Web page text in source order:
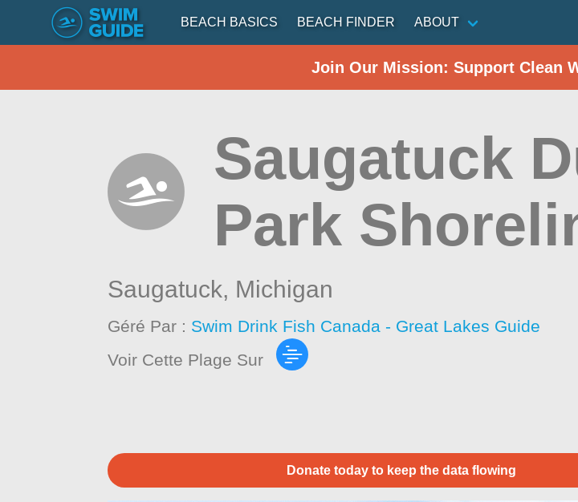
BEACH BASICS BEACH FINDER ABOUT
Join Our Mission: Support Clean
Saugatuck
Park
Saugatuck, Michigan
Géré Par : Swim Drink Fish Canada - Great Lakes Guide
Voir Cette Plage Sur
Donate today to keep the data flowing